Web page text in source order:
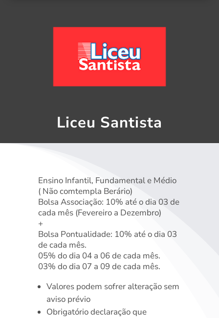
Liceu Santista
Ensino Infantil, Fundamental e Médio
( Não comtempla Berário)
Bolsa Associação: 10% até o dia 03 de
cada mês (Fevereiro a Dezembro)
+
Bolsa Pontualidade: 10% até o dia 03
de cada mês.
05% do dia 04 a 06 de cada mês.
03% do dia 07 a 09 de cada mês.
Valores podem sofrer alteração sem
aviso prévio
Obrigatório declaração que